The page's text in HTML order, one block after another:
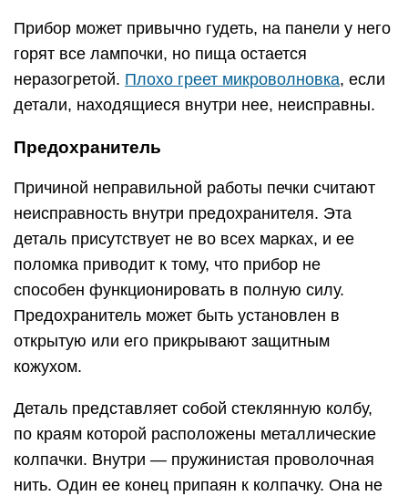
Прибор может привычно гудеть, на панели у него
горят все лампочки, но пища остается
неразогретой. Плохо греет микроволновка, если
детали, находящиеся внутри нее, неисправны.
Предохранитель
Причиной неправильной работы печки считают
неисправность внутри предохранителя. Эта
деталь присутствует не во всех марках, и ее
поломка приводит к тому, что прибор не
способен функционировать в полную силу.
Предохранитель может быть установлен в
открытую или его прикрывают защитным
кожухом.
Деталь представляет собой стеклянную колбу,
по краям которой расположены металлические
колпачки. Внутри — пружинистая проволочная
нить. Один ее конец припаян к колпачку. Она не